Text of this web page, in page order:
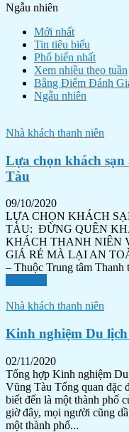
Ngẫu nhiên
Mới nhất
Tin tiêu biểu
Phổ biến nhất
Xem nhiều theo tuần
Bằng Điểm Đánh
Ngẫu nhiên
Nhà khách thanh niên
Lựa chọn khách
Tàu
09/10/2020
LỰA CHỌN KHÁCH
TÀU: ĐỪNG QUÊN
KHÁCH THANH NIÊN
GIÁ RẺ MÀ LẠI AN
– Thuộc Trung tâm Thanh
Nhà khách thanh niên
Kinh nghiệm Du
02/11/2020
Tổng hợp Kinh nghiệm
Vũng Tàu Tổng quan đặc
biết đến là một thành phố
giờ đây, mọi người cũng
một thành phố...